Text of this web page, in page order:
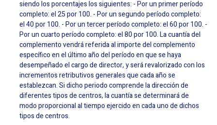
siendo los porcentajes los siguientes: - Por un primer período
completo: el 25 por 100. - Por un segundo período completo:
el 40 por 100. - Por un tercer período completo: el 60 por 100. -
Por un cuarto período completo: el 80 por 100. La cuantía del
complemento vendrá referida al importe del complemento
específico en el último año del período en que se haya
desempeñado el cargo de director, y será revalorizado con los
incrementos retributivos generales que cada año se
establezcan. Si dicho periodo comprende la dirección de
diferentes tipos de centros, la cuantía se determinará de
modo proporcional al tiempo ejercido en cada uno de dichos
tipos de centros.